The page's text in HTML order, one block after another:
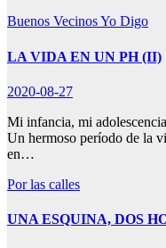
Buenos VecinosYo Digo
LA VIDA EN UN PH (II)
2020-08-27
Mi infancia, mi
Un hermoso período de la
en…
Por las calles
UNA ESQUINA, DOS